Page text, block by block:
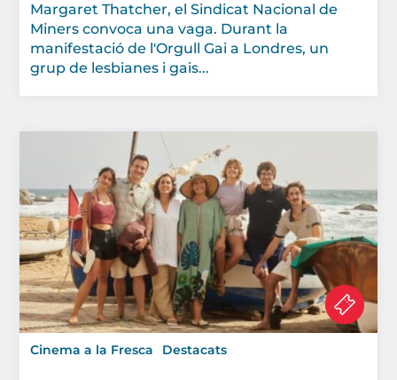
Margaret Thatcher, el Sindicat Nacional de
Miners convoca una vaga. Durant la
manifestació de l'Orgull Gai a Londres, un
grup de lesbianes i gais...
Cinema a la Fresca Destacats